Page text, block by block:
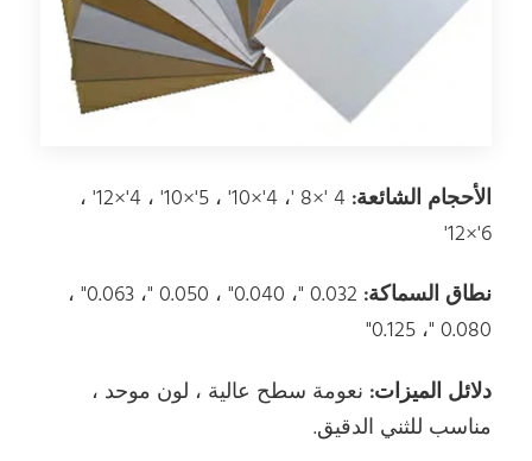
الأحجام الشائعة:
4 '×8 '، 4'×10' ، 5'×10' ، 4'×12' ،
6'×12'
نطاق السماكة:
0.032 "، 0.040" ، 0.050 "، 0.063" ،
0.080 "، 0.125"
دلائل الميزات: نعومة سطح عالية ، لون موحد ،
مناسب للثني الدقيق.